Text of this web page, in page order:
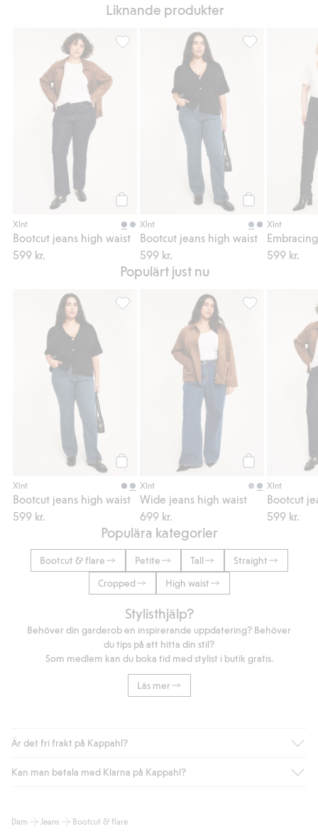
Liknande produkter
Xlnt
Bootcut jeans high waist
599 kr.
Bootcut jeans high waist, Lägg till i
Xlnt
Bootcut jeans high waist
599 kr.
Bootcut jeans
Xlnt
599 kr.
Populärt just nu
Xlnt
Bootcut jeans high waist
599 kr.
Bootcut jeans high waist, Lägg till i
Xlnt
Wide jeans high waist
699 kr.
Wide jeans
Xlnt
Bootcut
599 kr.
Populära kategorier
Bootcut & flare Petite Tall
Straight
Cropped
High waist
Stylisthjälp?
Behöver din garderob en inspirerande uppdatering? Behöver
du tips på att hitta din stil?
Som medlem kan du boka tid med stylist i butik gratis.
Läs mer
Är det fri frakt på Kappahl?
Är du medlem i Kappahl Club har du alltid gratis frakt till butik
automatik efter du loggat in och identifierats som medlem.
Kan man betala med Klarna på Kappahl?
bland annat faktura och swish men även andra betalningssätt.
Dam Jeans Bootcut & flare